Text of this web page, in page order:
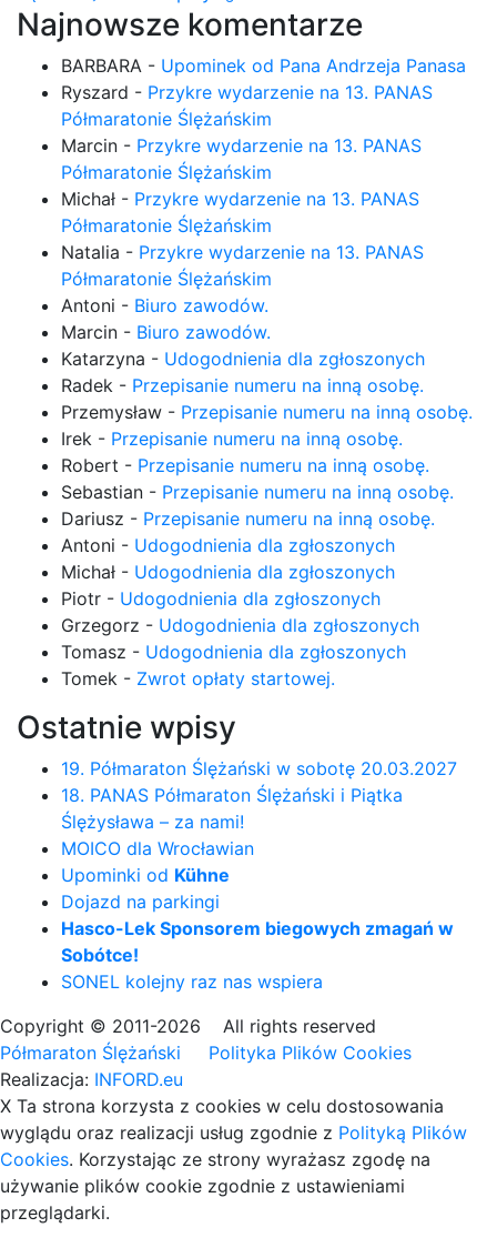
Najnowsze komentarze
BARBARA - Upominek od Pana Andrzeja Panasa
Ryszard - Przykre wydarzenie na 13. PANAS
Półmaratonie Ślężańskim
Marcin - Przykre wydarzenie na 13. PANAS
Półmaratonie Ślężańskim
Michał - Przykre wydarzenie na 13. PANAS
Półmaratonie Ślężańskim
Natalia - Przykre wydarzenie na 13. PANAS
Półmaratonie Ślężańskim
Antoni - Biuro zawodów.
Marcin - Biuro zawodów.
Katarzyna - Udogodnienia dla zgłoszonych
Radek - Przepisanie numeru na inną osobę.
Przemysław - Przepisanie numeru na inną osobę.
Irek - Przepisanie numeru na inną osobę.
Robert - Przepisanie numeru na inną osobę.
Sebastian - Przepisanie numeru na inną osobę.
Dariusz - Przepisanie numeru na inną osobę.
Antoni - Udogodnienia dla zgłoszonych
Michał - Udogodnienia dla zgłoszonych
Piotr - Udogodnienia dla zgłoszonych
Grzegorz - Udogodnienia dla zgłoszonych
Tomasz - Udogodnienia dla zgłoszonych
Tomek - Zwrot opłaty startowej.
Ostatnie wpisy
19. Półmaraton Ślężański w sobotę 20.03.2027
18. PANAS Półmaraton Ślężański i Piątka
Ślężysława – za nami!
MOICO dla Wrocławian
Upominki od Kühne
Dojazd na parkingi
Hasco-Lek Sponsorem biegowych zmagań w
Sobótce!
SONEL kolejny raz nas wspiera
Copyright © 2011-2026 All rights reserved
Półmaraton Ślężański
Polityka Plików Cookies
Realizacja: INFORD.eu
X Ta strona korzysta z cookies w celu dostosowania
wyglądu oraz realizacji usług zgodnie z Polityką Plików
Cookies. Korzystając ze strony wyrażasz zgodę na
używanie plików cookie zgodnie z ustawieniami
przeglądarki.